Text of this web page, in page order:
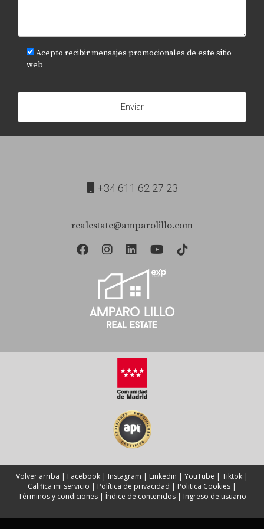
¿Qué pasos debo seguir para formalizar una
donación?
Es esencial redactar un documento formal ante notario e
Acepto recibir mensajes promocionales de este sitio
web
Enviar
+34 611 62 27 23
realestate@amparolillo.com
Volver arriba | Facebook | Instagram | Linkedin | YouTube | Tiktok |
Califica mi servicio | Política de privacidad | Politica Cookies |
Términos y condiciones| Índice de contenidos| Ingreso de usuario